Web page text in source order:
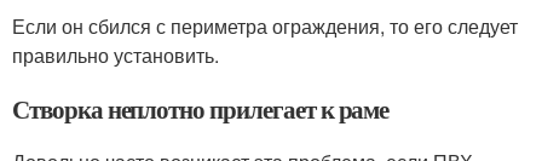
Если он сбился с периметра ограждения, то его следует
правильно установить.
Створка неплотно прилегает к раме